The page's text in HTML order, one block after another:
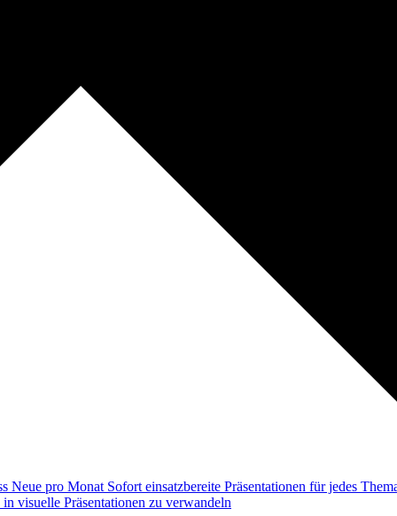
Neue pro Monat Sofort einsatzbereite Präsentationen für jedes
visuelle Präsentationen zu verwandeln